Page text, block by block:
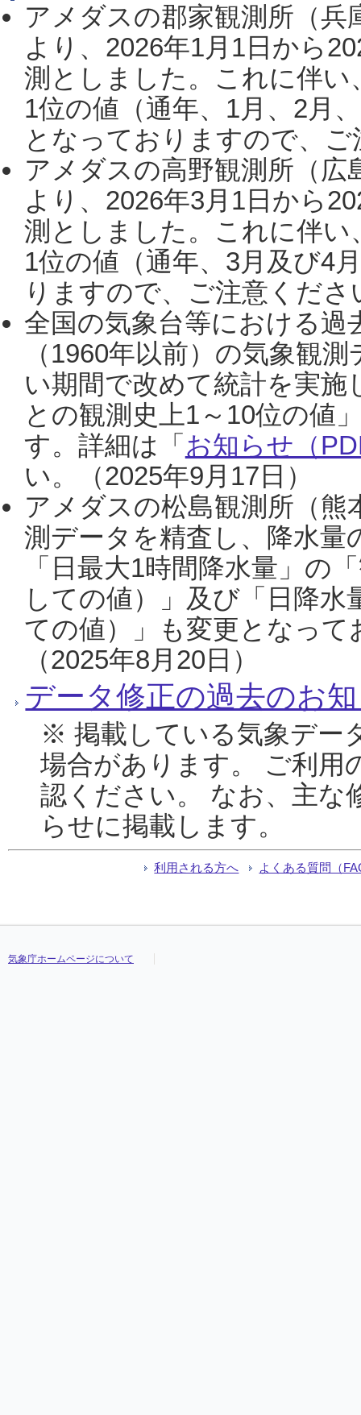
アメダスの郡家観測所（
より、2026年1月1日から
測としました。これに伴い
1位の値（通年、1月、2月
となっておりますので、
アメダスの高野観測所（
より、2026年3月1日から
測としました。これに伴い
1位の値（通年、3月及び4
りますので、ご注意くだ
全国の気象台等における過
（1960年以前）の気象観
い期間で改めて統計を実
との観測史上1～10位の値
す。詳細は「 お知らせ（
い。（2025年9月17日）
アメダスの松島観測所（熊
測データを精査し、降水
「日最大1時間降水量」の
しての値）」及び「日降
ての値）」も変更となっ
（2025年8月20日）
データ修正の過去のお
※ 掲載している気象デー
場合があります。 ご利用
認ください。 なお、主な
らせに掲載します。
利用される方へ よくある質問（
気象庁ホームページについて